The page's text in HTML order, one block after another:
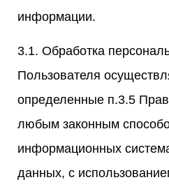
информации.
3.1. Обработка
Пользователя
определенные п.3.5
любым законным
информационных
данных, с